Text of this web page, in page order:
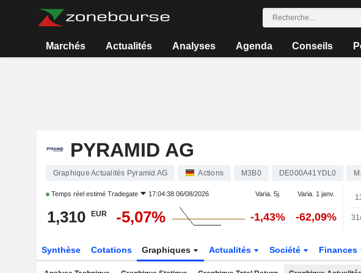
Marchés Actualités Analyses Agenda Conseils
PYRAMID AG
Graphique Actualités Pyramid AG Actions M3B0 DE000A41YDL0
Temps réel estimé Tradegate 17:04:38 06/08/2026 Varia. 5j. Varia. 1 janv.
1,310 EUR -5,07% -1,43% -62,09%
Synthèse Cotations Graphiques Actualités Société Finances